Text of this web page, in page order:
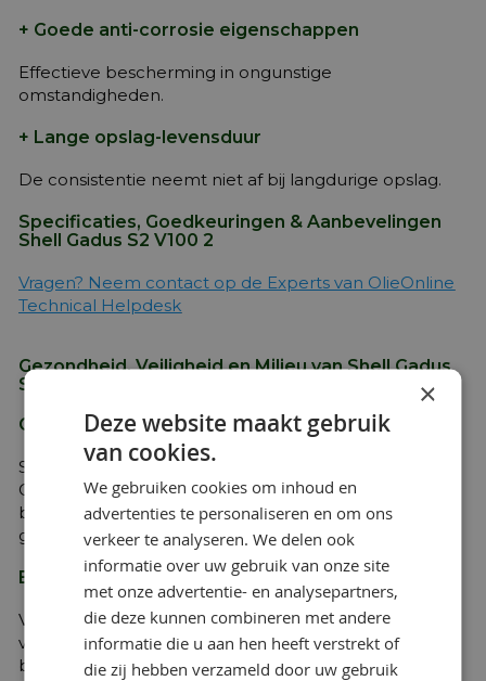
+ Goede anti-corrosie eigenschappen
Effectieve bescherming in ongunstige
omstandigheden.
+ Lange opslag-levensduur
De consistentie neemt niet af bij langdurige opslag.
Specificaties, Goedkeuringen & Aanbevelingen
Shell Gadus S2 V100 2
Vragen? Neem contact op de Experts van OlieOnline
Technical Helpdesk
Gezondheid, Veiligheid en Milieu van Shell Gadus
S2 V100 2
Gezondheid & Veiligheid
Shell Gadus S2 V100 2 Extra Veiligheids- en
Gezondheidsinformatie is beschikbaar op het
betreffende Product Veiligheidsblad. Dit kan worden
gedownload via http://www.epc.shell.com/
Bescherm het Milieu
Verwijder Shell Gadus S2 V100 2 via een geautoriseerd
verwerkingsbedrijf. Voorkom lekkage naar riool,
bodem of oppervlaktewater.
×
Deze website maakt gebruik
van cookies.
We gebruiken cookies om inhoud en
advertenties te personaliseren en om ons
verkeer te analyseren. We delen ook
informatie over uw gebruik van onze site
met onze advertentie- en analysepartners,
die deze kunnen combineren met andere
informatie die u aan hen heeft verstrekt of
die zij hebben verzameld door uw gebruik